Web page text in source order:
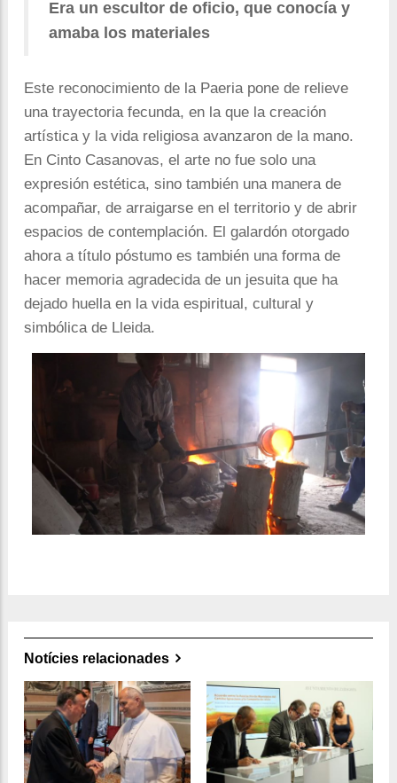
Era un escultor de oficio, que conocía y
amaba los materiales
Este reconocimiento de la Paeria pone de relieve
una trayectoria fecunda, en la que la creación
artística y la vida religiosa avanzaron de la mano.
En Cinto Casanovas, el arte no fue solo una
expresión estética, sino también una manera de
acompañar, de arraigarse en el territorio y de abrir
espacios de contemplación. El galardón otorgado
ahora a título póstumo es también una forma de
hacer memoria agradecida de un jesuita que ha
dejado huella en la vida espiritual, cultural y
simbólica de Lleida.
Notícies relacionades